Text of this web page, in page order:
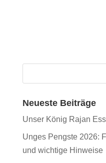
Neueste Beiträge
Unser König Rajan
Unges Pengste 2026:
und wichtige Hinweise